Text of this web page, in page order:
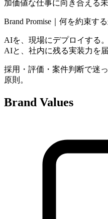
加価値な仕事に向き合える
Brand Promise｜何を約束す
AIを、現場にデプロイする
AIと、社内に残る実装力を届
採用・評価・案件判断で迷
原則。
Brand Values